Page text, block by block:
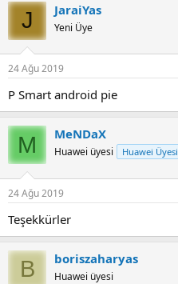
J JaraiYas
Yeni Üye
24 Ağu 2019
P Smart android pie
M MeNDaX
Huawei üyesi Huawei Üyesi
24 Ağu 2019
Teşekkürler
B boriszaharyas
Huawei üyesi